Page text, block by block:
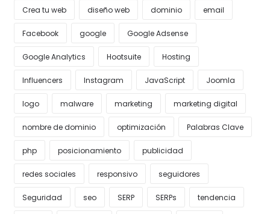
Crea tu web diseño web dominio email
Facebook google Google Adsense
Google Analytics Hootsuite Hosting
Influencers Instagram JavaScript Joomla
logo malware marketing marketing digital
nombre de dominio optimización Palabras Clave
php posicionamiento publicidad
redes sociales responsivo seguidores
Seguridad seo SERP SERPs tendencia